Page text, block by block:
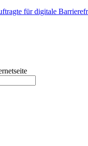
für digitale